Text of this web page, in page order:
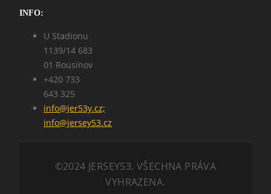
INFO:
U Stadionu
1139/14 683
01 Rousínov
+420 733
643 325
info@jer53y.cz;
info@jersey53.cz
©2024 JERSEY53. VŠECHNA PRÁVA
VYHRAZENA.